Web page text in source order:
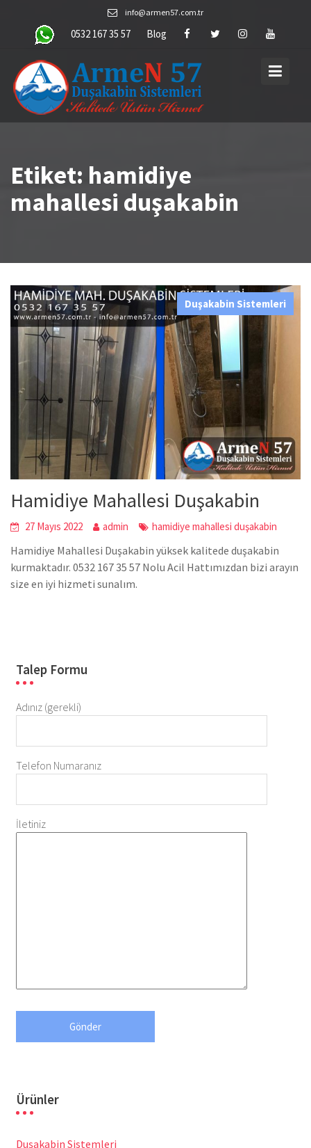
content
info@armen57.com.tr
0532 167 35 57 Blog
Etiket: hamidiye
mahallesi duşakabin
Duşakabin Sistemleri
Hamidiye Mahallesi Duşakabin
27 Mayıs 2022 admin hamidiye mahallesi duşakabin
Hamidiye Mahallesi Duşakabin yüksek kalitede duşakabin
kurmaktadır. 0532 167 35 57 Nolu Acil Hattımızdan bizi arayın
size en iyi hizmeti sunalım.
Talep Formu
Adınız (gerekli)
Telefon Numaranız
İletiniz
Ürünler
Duşakabin Sistemleri